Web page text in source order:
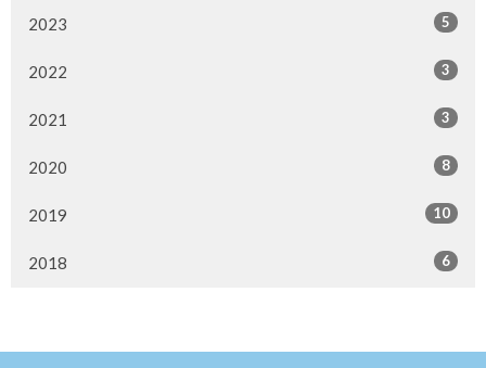
2023 5
2022 3
2021 3
2020 8
2019 10
2018 6